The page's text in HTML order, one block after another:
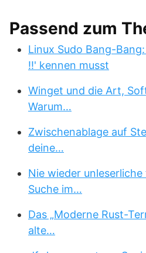
Passend zum
Linux Sudo Bang-
!!' kennen musst
Winget und die Art,
Warum…
Zwischenablage auf
deine…
Nie wieder
Suche im…
Das „Moderne Rust-
alte…